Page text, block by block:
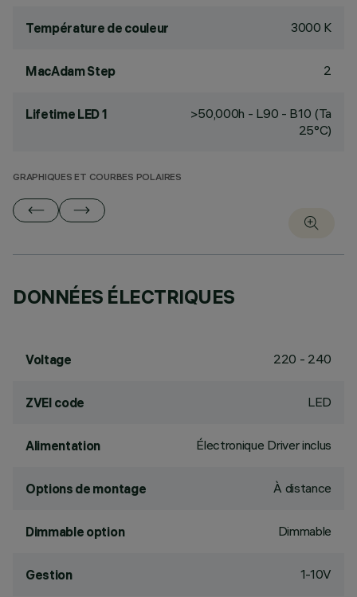
Température de couleur 3000 K
MacAdam Step 2
Lifetime LED 1
>50,000h - L90 - B10 (Ta
25°C)
GRAPHIQUES ET COURBES POLAIRES
DONNÉES ÉLECTRIQUES
Voltage 220 - 240
ZVEI code LED
Alimentation Électronique Driver inclus
Options de montage À distance
Dimmable option Dimmable
Gestion 1-10V